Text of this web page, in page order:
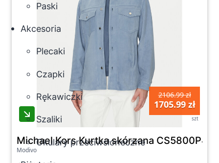
Paski
Akcesoria
Plecaki
Czapki
Rękawiczki
Szaliki
Okulary przeciwsłoneczne
2106.99 zł
1705.99 zł
szt
Michael Kors Kurtka skórzana
Modivo